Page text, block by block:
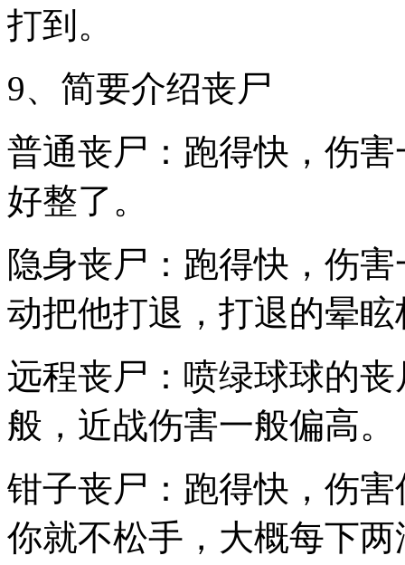
打到。
9、简要介绍丧尸
普通丧尸：跑得快，伤
好整了。
隐身丧尸：跑得快，伤
动把他打退，打退的晕
远程丧尸：喷绿球球的
般，近战伤害一般偏高。
钳子丧尸：跑得快，伤
你就不松手，大概每下